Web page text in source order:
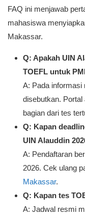
FAQ ini menjawab
mahasiswa
Makassar.
Q: Apakah UIN
TOEFL untuk
A: Pada informasi
disebutkan.
bagian dari tes
Q: Kapan
UIN Alauddin
A: Pendaftaran
2026. Cek ulang
Makassar.
Q: Kapan tes
A: Jadwal resmi